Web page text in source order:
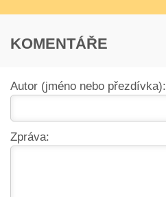
KOMENTÁŘE
Autor (jméno nebo přezdívka):
Zpráva: